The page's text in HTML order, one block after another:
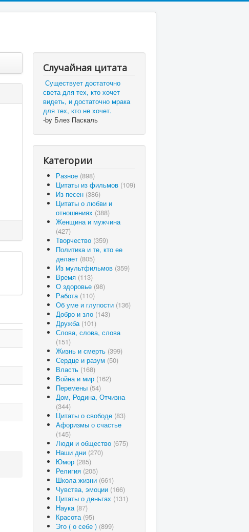
Случайная цитата
Существует достаточно
света для тех, кто хочет
видеть, и достаточно мрака
для тех, кто не хочет.
-by Блез Паскаль
Категории
Разное (898)
Цитаты из фильмов (109)
Из песен (386)
Цитаты о любви и
отношениях (388)
Женщина и мужчина
(427)
Творчество (359)
Политика и те, кто ее
делает (805)
Из мультфильмов (359)
Время (113)
О здоровье (98)
Работа (110)
Об уме и глупости (136)
Добро и зло (143)
Дружба (101)
Слова, слова, слова
(151)
Жизнь и смерть (399)
Сердце и разум (50)
Власть (168)
Война и мир (162)
Перемены (54)
Дом, Родина, Отчизна
(344)
Цитаты о свободе (83)
Афоризмы о счастье
(145)
Люди и общество (675)
Наши дни (270)
Юмор (285)
Религия (205)
Школа жизни (661)
Чувства, эмоции (166)
Цитаты о деньгах (131)
Наука (87)
Красота (95)
Эго ( о себе ) (899)